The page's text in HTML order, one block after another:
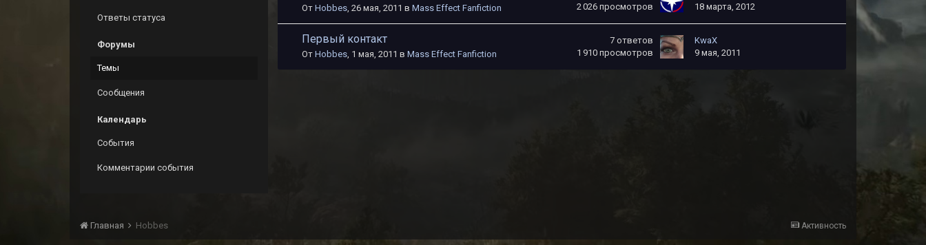
Ответы статуса
Форумы
Темы
Сообщения
Календарь
События
Комментарии события
От Hobbes, 26 мая, 2011 в Mass Effect Fanfiction
2 026 просмотров
18 марта, 2012
Первый контакт
От Hobbes, 1 мая, 2011 в Mass Effect Fanfiction
7 ответов
1 910 просмотров
KwaX
9 мая, 2011
Активность
Главная Hobbes